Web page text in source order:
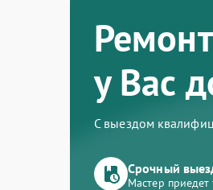
у Вас
С выездом
Срочный
Мастер